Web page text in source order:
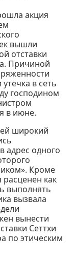
акция
вышли
отставки
Причиной
в сеть
господином
в июне.
широкий
адрес одного
Кроме
как
выполнять
вызвала
вынести
Сеттхи
по этическим